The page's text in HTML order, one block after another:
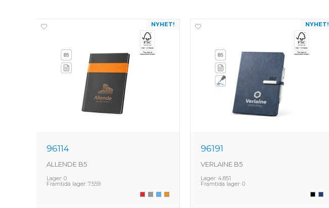
NYHET!
96114
ALLENDE B5
Lager:0
Framtida lager:7.559
NYHET!
96191
VERLAINE B5
Lager: 4.851
Framtida lager: 0